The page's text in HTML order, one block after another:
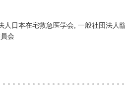
人日本在宅救急医学会, 一般社団法人
会